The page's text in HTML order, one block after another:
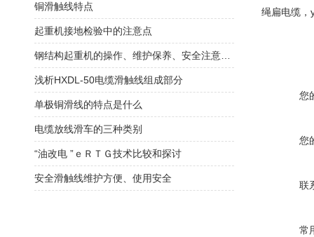
绳扁电缆，
您
您
联
常
铜滑触线特点
起重机接地检验中的注意点
浅析HXDL-50电缆滑触线组成部分
单极铜滑线的特点是什么
电缆放线滑车的三种类别
“油改电 ”ｅＲＴＧ技术比较和探讨
安全滑触线维护方便、使用安全